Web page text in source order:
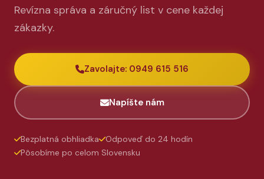
Revízna správa a záručný list v cene každej
zákazky.
Zavolajte: 0949 615 516
Napíšte nám
Bezplatná obhliadka
Odpoveď do 24 hodín
Pôsobíme po celom Slovensku